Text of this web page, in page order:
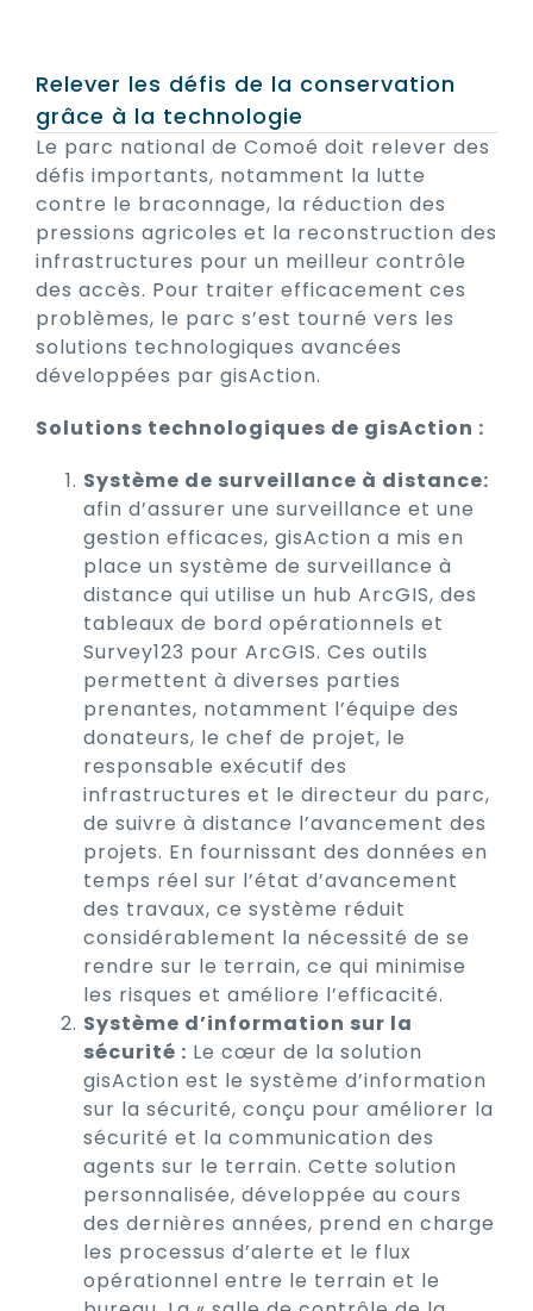
Relever les défis de la conservation
grâce à la technologie
Le parc national de Comoé doit relever des
défis importants, notamment la lutte
contre le braconnage, la réduction des
pressions agricoles et la reconstruction des
infrastructures pour un meilleur contrôle
des accès. Pour traiter efficacement ces
problèmes, le parc s’est tourné vers les
solutions technologiques avancées
développées par gisAction.
Solutions technologiques de gisAction :
Système de surveillance à distance:
afin d’assurer une surveillance et une
gestion efficaces, gisAction a mis en
place un système de surveillance à
distance qui utilise un hub ArcGIS, des
tableaux de bord opérationnels et
Survey123 pour ArcGIS. Ces outils
permettent à diverses parties
prenantes, notamment l’équipe des
donateurs, le chef de projet, le
responsable exécutif des
infrastructures et le directeur du parc,
de suivre à distance l’avancement des
projets. En fournissant des données en
temps réel sur l’état d’avancement
des travaux, ce système réduit
considérablement la nécessité de se
rendre sur le terrain, ce qui minimise
les risques et améliore l’efficacité.
Système d’information sur la
sécurité : Le cœur de la solution
gisAction est le système d’information
sur la sécurité, conçu pour améliorer la
sécurité et la communication des
agents sur le terrain. Cette solution
personnalisée, développée au cours
des dernières années, prend en charge
les processus d’alerte et le flux
opérationnel entre le terrain et le